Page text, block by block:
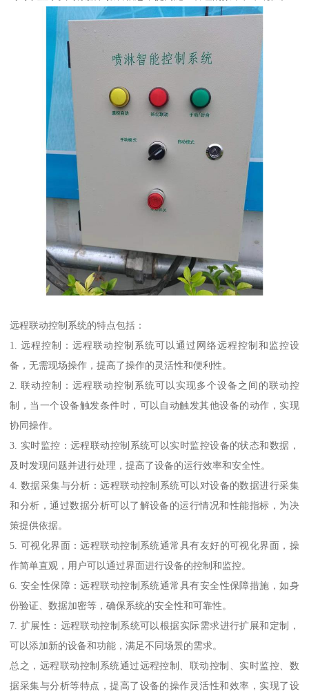
远程联动控制系统的特点包括：
1. 远程控制：远程联动控制系统可以通过网络远程控制和监控设
备，无需现场操作，提高了操作的灵活性和便利性。
2. 联动控制：远程联动控制系统可以实现多个设备之间的联动控
制，当一个设备触发条件时，可以自动触发其他设备的动作，实现
协同操作。
3. 实时监控：远程联动控制系统可以实时监控设备的状态和数据，
及时发现问题并进行处理，提高了设备的运行效率和安全性。
4. 数据采集与分析：远程联动控制系统可以对设备的数据进行采集
和分析，通过数据分析可以了解设备的运行情况和性能指标，为决
策提供依据。
5. 可视化界面：远程联动控制系统通常具有友好的可视化界面，操
作简单直观，用户可以通过界面进行设备的控制和监控。
6. 安全性保障：远程联动控制系统通常具有安全性保障措施，如身
份验证、数据加密等，确保系统的安全性和可靠性。
7. 扩展性：远程联动控制系统可以根据实际需求进行扩展和定制，
可以添加新的设备和功能，满足不同场景的需求。
总之，远程联动控制系统通过远程控制、联动控制、实时监控、数
据采集与分析等特点，提高了设备的操作灵活性和效率，实现了设